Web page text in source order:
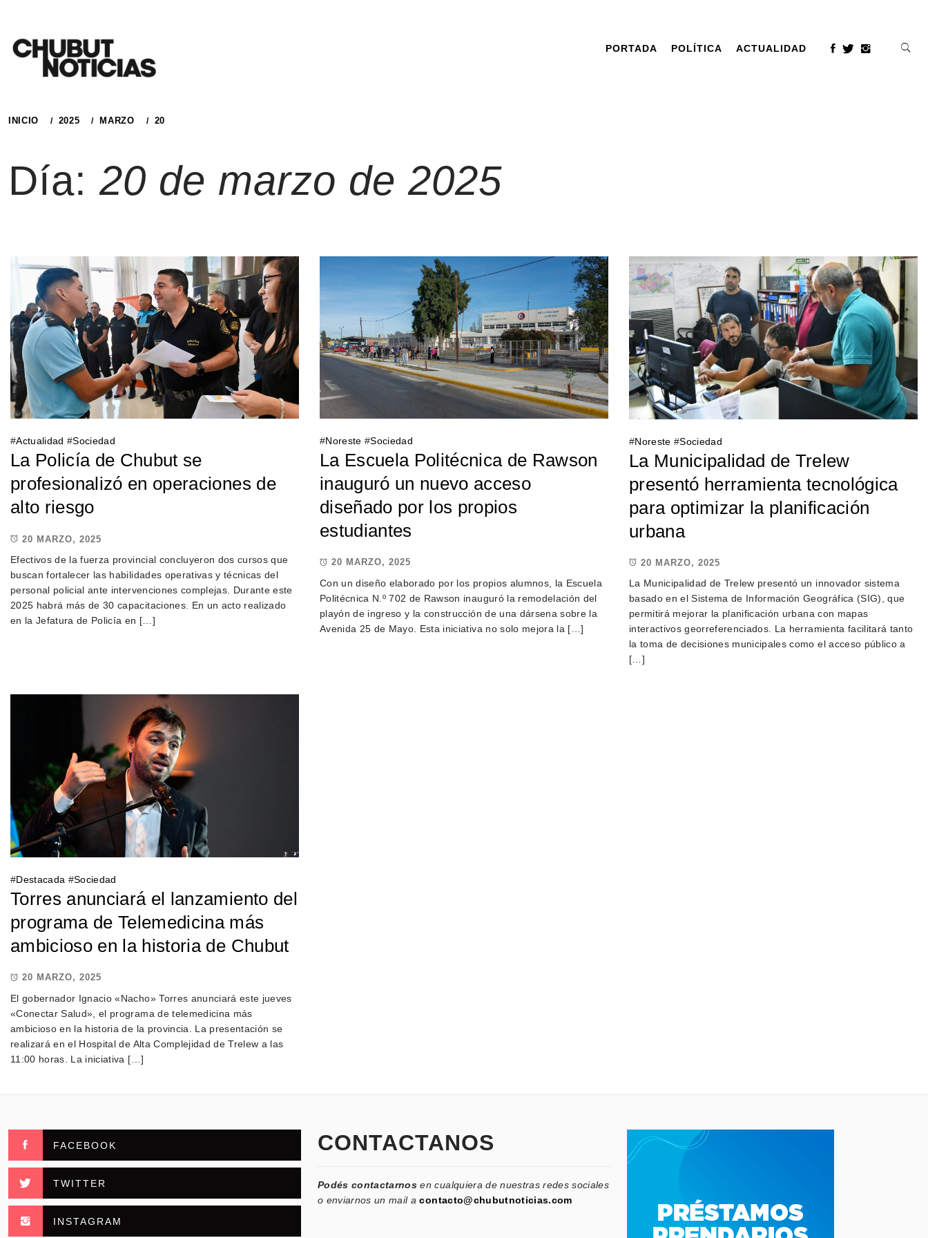
contenido
PORTADA POLÍTICA ACTUALIDAD
INICIO 2025 MARZO 20
Día: 20 de marzo de 2025
#Actualidad #Sociedad
La Policía de Chubut se
profesionalizó en operaciones de
alto riesgo
20 MARZO, 2025
Efectivos de la fuerza provincial concluyeron dos cursos que
buscan fortalecer las habilidades operativas y técnicas del
personal policial ante intervenciones complejas. Durante este
2025 habrá más de 30 capacitaciones. En un acto realizado
en la Jefatura de Policía en […]
#Noreste #Sociedad
La Escuela Politécnica de Rawson
inauguró un nuevo acceso
diseñado por los propios
estudiantes
20 MARZO, 2025
Con un diseño elaborado por los propios alumnos, la Escuela
Politécnica N.º 702 de Rawson inauguró la remodelación del
playón de ingreso y la construcción de una dársena sobre la
Avenida 25 de Mayo. Esta iniciativa no solo mejora la […]
#Noreste #Sociedad
La Municipalidad de Trelew
presentó herramienta tecnológica
para optimizar la planificación
urbana
20 MARZO, 2025
La Municipalidad de Trelew presentó un innovador sistema
basado en el Sistema de Información Geográfica (SIG), que
permitirá mejorar la planificación urbana con mapas
interactivos georreferenciados. La herramienta facilitará tanto
la toma de decisiones municipales como el acceso público a
[…]
#Destacada #Sociedad
Torres anunciará el lanzamiento del
programa de Telemedicina más
ambicioso en la historia de Chubut
20 MARZO, 2025
El gobernador Ignacio «Nacho» Torres anunciará este jueves
«Conectar Salud», el programa de telemedicina más
ambicioso en la historia de la provincia. La presentación se
realizará en el Hospital de Alta Complejidad de Trelew a las
11:00 horas. La iniciativa […]
FACEBOOK
TWITTER
INSTAGRAM
CONTACTANOS
Podés contactarnos en cualquiera de nuestras redes sociales
o enviarnos un mail acontacto@chubutnoticias.com